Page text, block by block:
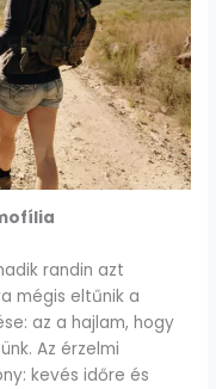
randin azt
mégis eltűnik a
az a hajlam, hogy
Az érzelmi
kevés időre és